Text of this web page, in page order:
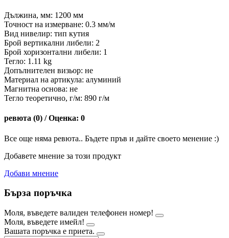
Дължина, мм: 1200 мм
Точност на измерване: 0.3 мм/м
Вид нивелир: тип кутия
Брой вертикални либели: 2
Брой хоризонтални либели: 1
Тегло: 1.11 kg
Допълнителен визьор: не
Материал на артикула: алуминий
Магнитна основа: не
Тегло теоретично, г/м: 890 г/м
ревюта (0) / Оценка: 0
Все още няма ревюта.. Бъдете пръв и дайте своето менение :)
Добавете мнение за този продукт
Добави мнение
Бърза поръчка
Моля, въведете валиден телефонен номер!
Моля, въведете имейл!
Вашата поръчка е приета.